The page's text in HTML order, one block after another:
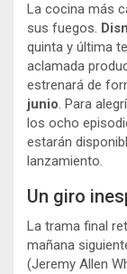
La cocina más
sus fuegos.
quinta y última
aclamada
estrenará de
junio. Para
los ocho
estarán
lanzamiento.
Un giro
La trama final
mañana
(Jeremy Allen